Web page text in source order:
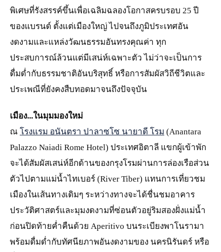
พิเศษที่รังสรรค์ขึ้นเพื่อเฉลิมฉลองโอกาสครบรอบ 25 ปี
ของแบรนด์ ตั้งแต่เมืองใหญ่ ไปจนถึงภูมิประเทศอัน
งดงามและแหล่งวัฒนธรรมอันทรงคุณค่า ทุก
ประสบการณ์ล้วนแต่มีเสน่ห์เฉพาะตัว ไม่ว่าจะเป็นการ
ดื่มด่ำกับธรรมชาติอันบริสุทธิ์ หรือการสัมผัสวิถีชีวิตและ
ประเพณีที่ยังคงสืบทอดมาจนถึงปัจจุบัน
เมือง...ในมุมมองใหม่
ณ โรงแรม อนันตรา ปาลาซโซ นายาดี โรม (Anantara
Palazzo Naiadi Rome Hotel) ประเทศอิตาลี แขกผู้เข้าพัก
จะได้สัมผัสเสน่ห์อีกด้านของกรุงโรมผ่านการล่องเรือส่วน
ตัวไปตามแม่น้ำไทเบอร์ (River Tiber) แทนการเที่ยวชม
เมืองในเส้นทางเดิมๆ ระหว่างทางจะได้ชื่นชมอาคาร
ประวัติศาสตร์และมุมงดงามที่ซ่อนตัวอยู่ริมสองฝั่งแม่น้ำ
ก่อนปิดท้ายค่ำคืนด้วย Aperitivo บนระเบียงพาโนรามา
พร้อมดื่มด่ำกับทัศนียภาพอันงดงามของ นครนิรันดร์ หรือ